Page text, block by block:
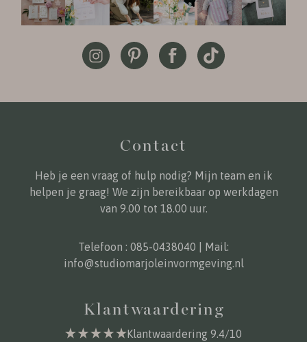
Contact
Heb je een vraag of hulp nodig? Mijn team en ik
helpen je graag! We zijn bereikbaar op werkdagen
van 9.00 tot 18.00 uur.
Telefoon : 085-0438040 | Mail:
info@studiomarjoleinvormgeving.nl
Klantwaardering
Klantwaardering 9.4/10